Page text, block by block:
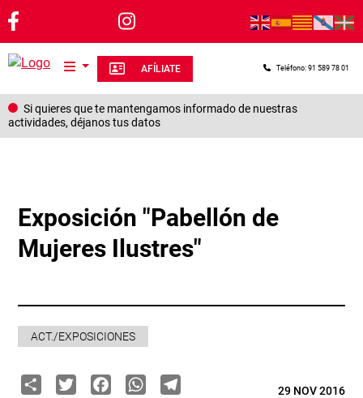
Pasar al contenido principal
AFÍLIATE Teléfono: 91 589 78 01
Si quieres que te mantengamos informado de nuestras
actividades, déjanos tus datos
Exposición "Pabellón de
Mujeres Ilustres"
ACT./EXPOSICIONES
ShareTwitterFacebook
WhatsApp
Telegram29 NOV 2016